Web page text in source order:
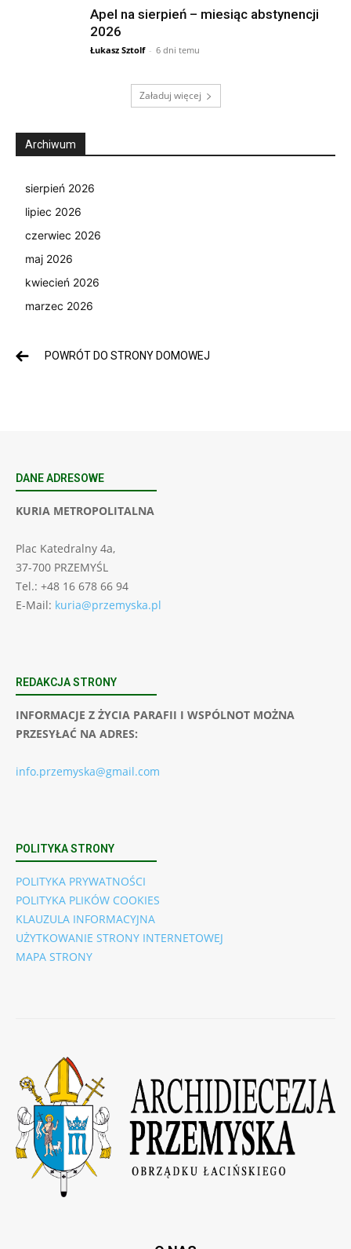
Apel na sierpień – miesiąc abstynencji
2026
Łukasz Sztolf - 6 dni temu
Załaduj więcej
Archiwum
sierpień 2026
lipiec 2026
czerwiec 2026
maj 2026
kwiecień 2026
marzec 2026
POWRÓT DO STRONY DOMOWEJ
DANE ADRESOWE
KURIA METROPOLITALNA
Plac Katedralny 4a,
37-700 PRZEMYŚL
Tel.: +48 16 678 66 94
E-Mail: kuria@przemyska.pl
REDAKCJA STRONY
INFORMACJE Z ŻYCIA PARAFII I WSPÓLNOT MOŻNA
PRZESYŁAĆ NA ADRES:
info.przemyska@gmail.com
POLITYKA STRONY
POLITYKA PRYWATNOŚCI
POLITYKA PLIKÓW COOKIES
KLAUZULA INFORMACYJNA
UŻYTKOWANIE STRONY INTERNETOWEJ
MAPA STRONY